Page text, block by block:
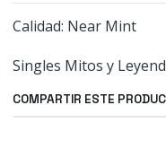
Calidad: Near Mint
Singles Mitos y
COMPARTIR ESTE